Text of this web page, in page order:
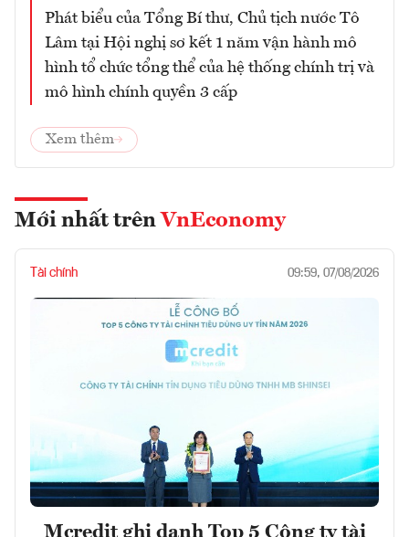
Phát biểu của Tổng Bí thư, Chủ tịch nước Tô
Lâm tại Hội nghị sơ kết 1 năm vận hành mô
hình tổ chức tổng thể của hệ thống chính trị và
mô hình chính quyền 3 cấp
Xem thêm
Mới nhất trên VnEconomy
Tài chính 09:59, 07/08/2026
Mcredit ghi danh Top 5 Công ty tài